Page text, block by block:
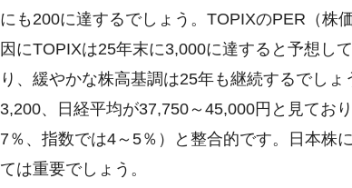
にも200に達するでしょう。TOPIXのPER（株
因にTOPIXは25年末に3,000に達すると予想し
り、緩やかな株高基調は25年も継続するでし
3,200、日経平均が37,750～45,000円と見てお
7％、指数では4～5％）と整合的です。日本株
ては重要でしょう。